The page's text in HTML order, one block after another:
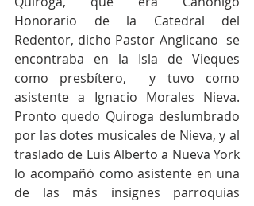
Honorario de la Catedral del
Redentor, dicho Pastor Anglicano  se
encontraba en la Isla de Vieques
como presbítero,  y tuvo como
asistente a Ignacio Morales Nieva.
Pronto quedo Quiroga deslumbrado
por las dotes musicales de Nieva, y al
traslado de Luis Alberto a Nueva York
lo acompañó como asistente en una
de las más insignes parroquias